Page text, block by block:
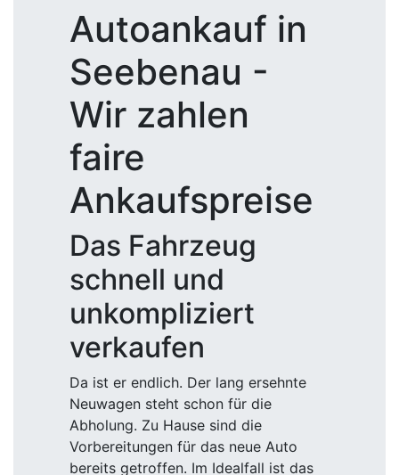
Autoankauf in
Seebenau -
Wir zahlen
faire
Ankaufspreise
Das Fahrzeug
schnell und
unkompliziert
verkaufen
Da ist er endlich. Der lang ersehnte
Neuwagen steht schon für die
Abholung. Zu Hause sind die
Vorbereitungen für das neue Auto
bereits getroffen. Im Idealfall ist das